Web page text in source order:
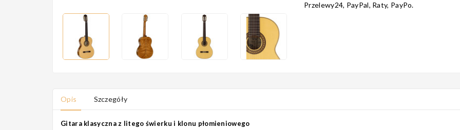
Przelewy24, PayPal, Raty, PayPo.
Opis Szczegóły
Gitara klasyczna z litego świerku i klonu płomieniowego